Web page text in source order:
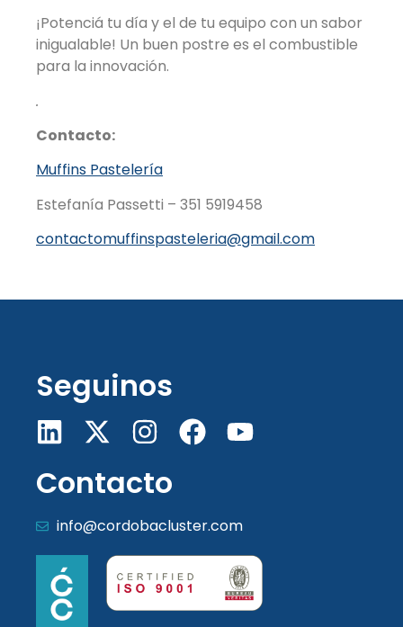
¡Potenciá tu día y el de tu equipo con un sabor
inigualable! Un buen postre es el combustible
para la innovación.
.
Contacto:
Muffins Pastelería
Estefanía Passetti – 351 5919458
contactomuffinspasteleria@gmail.com
Seguinos
Contacto
info@cordobacluster.com